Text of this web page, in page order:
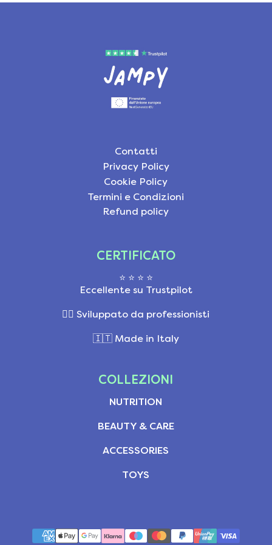
Contatti
Privacy Policy
Cookie Policy
Termini e Condizioni
Refund policy
CERTIFICATO
⭐ ⭐ ⭐ ⭐
Eccellente su Trustpilot
👩‍⚕️ Sviluppato da professionisti
🇮🇹 Made in Italy
COLLEZIONI
NUTRITION
BEAUTY & CARE
ACCESSORIES
TOYS